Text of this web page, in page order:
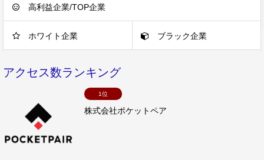
高利益企業/TOP企業
ホワイト企業 ブラック企業
アクセス数ランキング
1位
株式会社ポケットペア